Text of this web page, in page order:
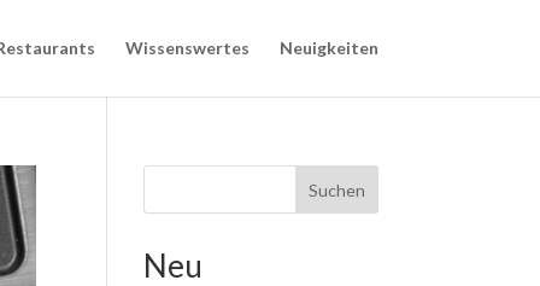
Wissenswertes Neuigkeiten
Suchen
Neu